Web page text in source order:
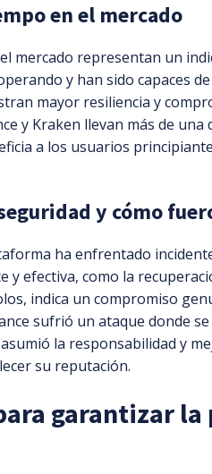
en el mercado
mercado representan un
y han sido capaces
mayor resiliencia y
y Kraken llevan más de una
a los usuarios
y cómo
ha enfrentado
efectiva, como la
indica un compromiso
sufrió un ataque donde
la responsabilidad y
su reputación.
garantizar